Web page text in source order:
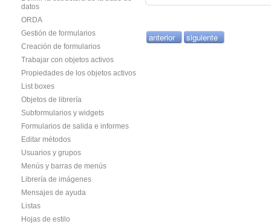
datos
ORDA
Gestión de formularios
Creación de formularios
Trabajar con objetos activos
Propiedades de los objetos activos
List boxes
Objetos de librería
Subformularios y widgets
Formularios de salida e informes
Editar métodos
Usuarios y grupos
Menús y barras de menús
Librería de imágenes
Mensajes de ayuda
Listas
Hojas de estilo
anterior siguiente